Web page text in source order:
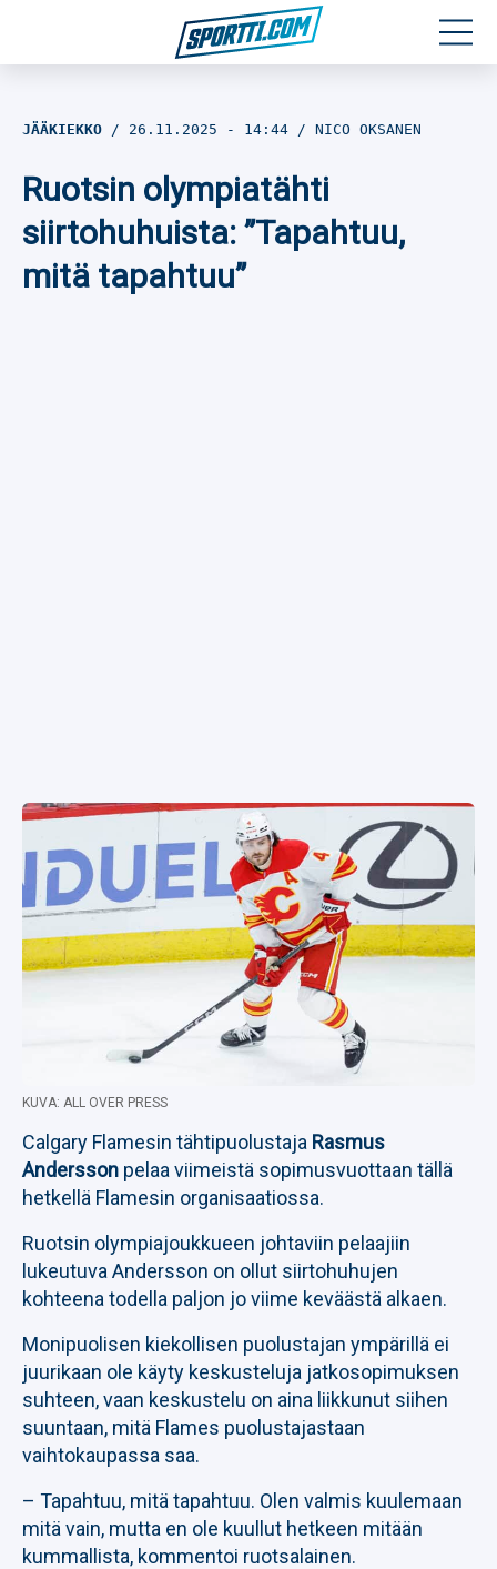
Jalkapallo
Yleisurheilu
JÄÄKIEKKO 26.11.2025 - 14:44 NICO OKSANEN
Ruotsin olympiatähti
siirtohuhuista: ”Tapahtuu,
mitä tapahtuu”
KUVA: ALL OVER PRESS
Calgary Flamesin tähtipuolustaja Rasmus
Andersson pelaa viimeistä sopimusvuottaan tällä
hetkellä Flamesin organisaatiossa.
Ruotsin olympiajoukkueen johtaviin pelaajiin
lukeutuva Andersson on ollut siirtohuhujen
kohteena todella paljon jo viime keväästä alkaen.
Monipuolisen kiekollisen puolustajan ympärillä ei
juurikaan ole käyty keskusteluja jatkosopimuksen
suhteen, vaan keskustelu on aina liikkunut siihen
suuntaan, mitä Flames puolustajastaan
vaihtokaupassa saa.
– Tapahtuu, mitä tapahtuu. Olen valmis kuulemaan
mitä vain, mutta en ole kuullut hetkeen mitään
kummallista, kommentoi ruotsalainen.